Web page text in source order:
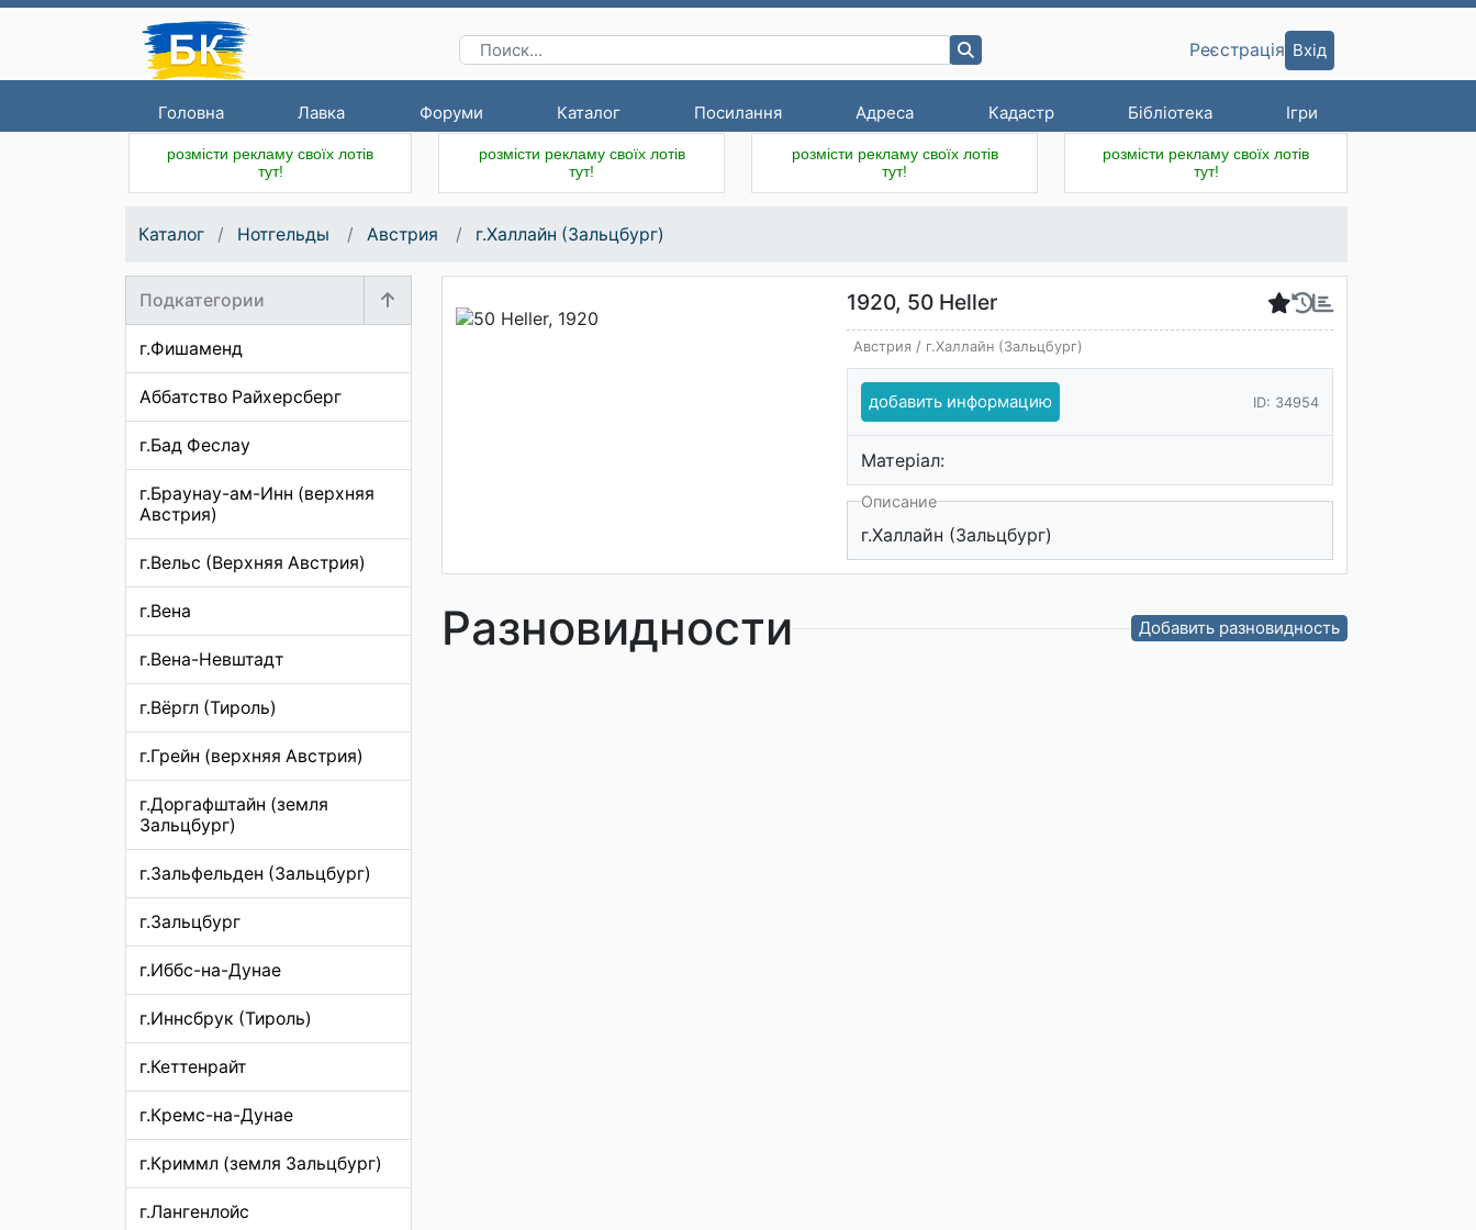
Головна Лавка Форуми Каталог Посилання Адреса Кадастр Бібліотека Ігри
Реєстрація Вхід
розмісти рекламу своїх лотів
тут!
розмісти рекламу своїх лотів
тут!
розмісти рекламу своїх лотів
тут!
розмісти рекламу своїх лотів
тут!
Каталог Нотгельды Австрия г.Халлайн (Зальцбург)
Подкатегории
г.Фишаменд
Аббатство Райхерсберг
г.Бад Феслау
г.Браунау-ам-Инн (верхняя
Австрия)
г.Вельс (Верхняя Австрия)
г.Вена
г.Вена-Невштадт
г.Вёргл (Тироль)
г.Грейн (верхняя Австрия)
г.Доргафштайн (земля
Зальцбург)
г.Зальфельден (Зальцбург)
г.Зальцбург
г.Иббс-на-Дунае
г.Иннсбрук (Тироль)
г.Кеттенрайт
г.Кремс-на-Дунае
г.Криммл (земля Зальцбург)
г.Лангенлойс
1920, 50 Heller
Австрия / г.Халлайн (Зальцбург)
добавить информацию ID: 34954
Матеріал:
Описание
г.Халлайн (Зальцбург)
Разновидности Добавить разновидность